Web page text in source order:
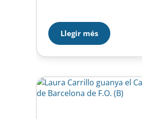
Patinatge (Deutschland-
2014) d’un total de 23
patinadores de 11 països
diferents. Júlia Marco ha
argentí amb Mariangeles
Mantuano…
Llegir més